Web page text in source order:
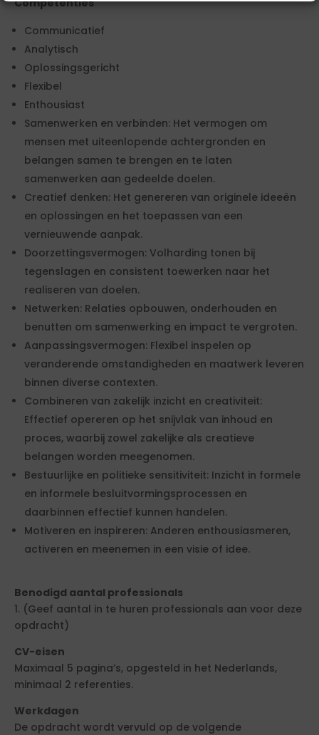
Competenties
Communicatief
Analytisch
Oplossingsgericht
Flexibel
Enthousiast
Samenwerken en verbinden: Het vermogen om
mensen met uiteenlopende achtergronden en
belangen samen te brengen en te laten
samenwerken aan gedeelde doelen.
Creatief denken: Het genereren van originele ideeën
en oplossingen en het toepassen van een
vernieuwende aanpak.
Doorzettingsvermogen: Volharding tonen bij
tegenslagen en consistent toewerken naar het
realiseren van doelen.
Netwerken: Relaties opbouwen, onderhouden en
benutten om samenwerking en impact te vergroten.
Aanpassingsvermogen: Flexibel inspelen op
veranderende omstandigheden en maatwerk leveren
binnen diverse contexten.
Combineren van zakelijk inzicht en creativiteit:
Effectief opereren op het snijvlak van inhoud en
proces, waarbij zowel zakelijke als creatieve
belangen worden meegenomen.
Bestuurlijke en politieke sensitiviteit: Inzicht in formele
en informele besluitvormingsprocessen en
daarbinnen effectief kunnen handelen.
Motiveren en inspireren: Anderen enthousiasmeren,
activeren en meenemen in een visie of idee.
Benodigd aantal professionals
1. (Geef aantal in te huren professionals aan voor deze
opdracht)
CV-eisen
Maximaal 5 pagina’s, opgesteld in het Nederlands,
minimaal 2 referenties.
Werkdagen
De opdracht wordt vervuld op de volgende